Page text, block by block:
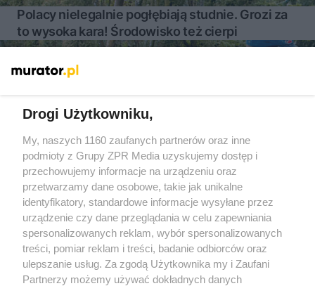
Polacy nielegalnie pogłębiają studnie. Grozi za
to wysoka kara! Środowisko też cierpi
Żaden utwór zamieszczony w serwisie nie może być powielany i
rozpowszechniany lub dalej rozpowszechniany w jakikolwiek sposób
(w tym także elektroniczny lub mechaniczny) na jakimkolwiek polu
eksploatacji w jakiejkolwiek formie, włącznie z umieszczaniem w
Internecie bez pisemnej zgody właściciela praw. Jakiekolwiek użycie
lub wykorzystanie utworów w całości lub w części z naruszeniem
prawa, tzn. bez właściwej zgody, jest zabronione pod groźbą kary i
może być ścigane prawnie.
Drogi Użytkowniku,
My, naszych 1160 zaufanych partnerów oraz inne
podmioty z Grupy ZPR Media uzyskujemy dostęp i
przechowujemy informacje na urządzeniu oraz
przetwarzamy dane osobowe, takie jak unikalne
identyfikatory, standardowe informacje wysyłane przez
urządzenie czy dane przeglądania w celu zapewniania
spersonalizowanych reklam, wybór spersonalizowanych
treści, pomiar reklam i treści, badanie odbiorców oraz
ulepszanie usług. Za zgodą Użytkownika my i Zaufani
Partnerzy możemy używać dokładnych danych